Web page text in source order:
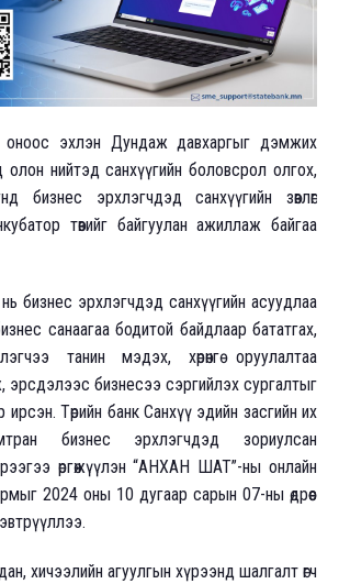
оноос эхлэн Дундаж давхаргыг дэмжих
нийтэд санхүүгийн боловсрол олгох,
эрхлэгчдэд санхүүгийн зөвлөгөө
төвийг байгуулан ажиллаж байгаа
бизнес эрхлэгчдэд санхүүгийн асуудлаа
санаагаа бодитой байдлаар бататгах,
танин мэдэх, хөрөнгө оруулалтаа
эрсдэлээс бизнесээ сэргийлэх сургалтыг
ирсэн. Төрийн банк Санхүү эдийн засгийн их
бизнес эрхлэгчдэд зориулсан
өргөжүүлэн “АНХАН ШАТ”-ны онлайн
2024 оны 10 дугаар сарын 07-ны өдрөөс
хичээлийн агуулгын хүрээнд шалгалт өгч